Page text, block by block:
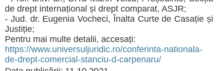
de drept internațional și drept comparat, ASJR;
- Jud. dr. Eugenia Vocheci, Înalta Curte de Casație și
Justiție;
Pentru mai multe detalii, accesați:
https://www.universuljuridic.ro/conferinta-nationala-
de-drept-comercial-stanciu-d-carpenaru/